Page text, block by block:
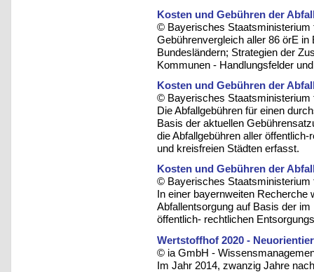
Kosten und Gebühren der
© Bayerisches Staatsministerium
Gebührenvergleich aller 86 örE in
Bundesländern; Strategien der
Kommunen - Handlungsfelder
Kosten und Gebühren der
© Bayerisches Staatsministerium
Die Abfallgebühren für einen
Basis der aktuellen
die Abfallgebühren aller
und kreisfreien Städten erfasst.
Kosten und Gebühren der
© Bayerisches Staatsministerium
In einer bayernweiten Recherche
Abfallentsorgung auf Basis der
öffentlich- rechtlichen
Wertstoffhof 2020 -
© ia GmbH -
Im Jahr 2014, zwanzig Jahre